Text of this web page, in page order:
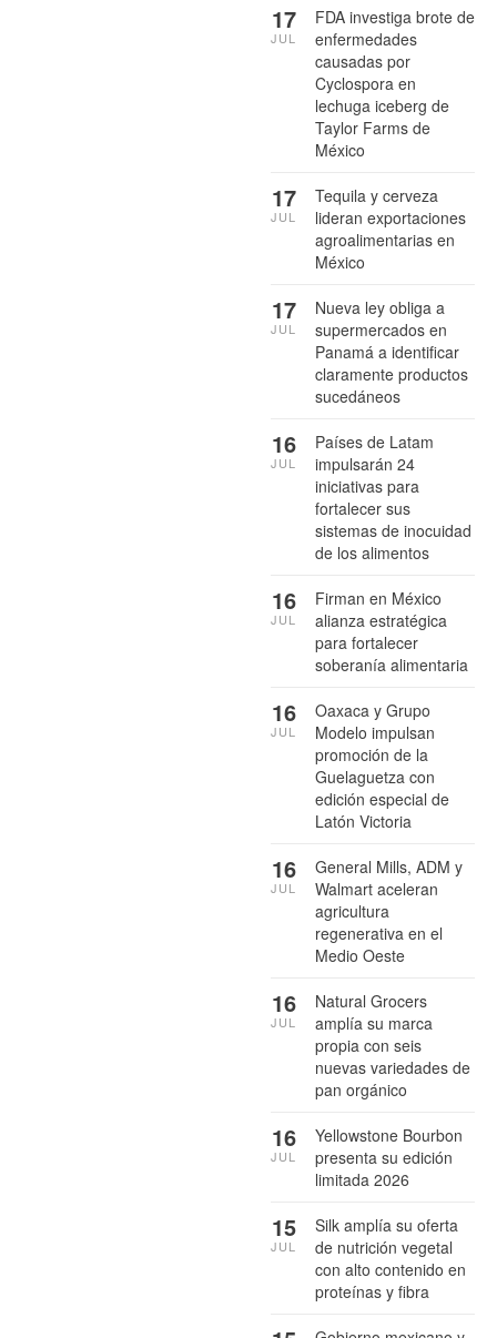
FDA investiga brote de
enfermedades
causadas por
Cyclospora en
lechuga iceberg de
Taylor Farms de
México
17
JUL
Tequila y cerveza
lideran exportaciones
agroalimentarias en
México
17
JUL
Nueva ley obliga a
supermercados en
Panamá a identificar
claramente productos
sucedáneos
17
JUL
Países de Latam
impulsarán 24
iniciativas para
fortalecer sus
sistemas de inocuidad
de los alimentos
16
JUL
Firman en México
alianza estratégica
para fortalecer
soberanía alimentaria
16
JUL
Oaxaca y Grupo
Modelo impulsan
promoción de la
Guelaguetza con
edición especial de
Latón Victoria
16
JUL
General Mills, ADM y
Walmart aceleran
agricultura
regenerativa en el
Medio Oeste
16
JUL
Natural Grocers
amplía su marca
propia con seis
nuevas variedades de
pan orgánico
16
JUL
Yellowstone Bourbon
presenta su edición
limitada 2026
16
JUL
Silk amplía su oferta
de nutrición vegetal
con alto contenido en
proteínas y fibra
15
JUL